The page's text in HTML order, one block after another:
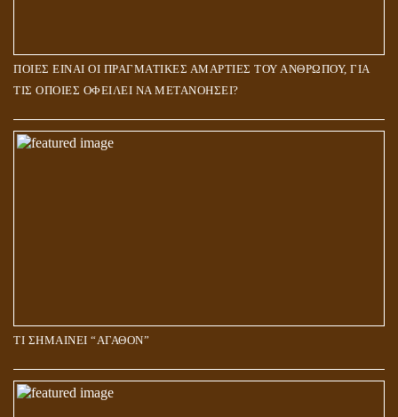
ΠΟΙΕΣ ΕΙΝΑΙ ΟΙ ΠΡΑΓΜΑΤΙΚΕΣ ΑΜΑΡΤΙΕΣ ΤΟΥ ΑΝΘΡΩΠΟΥ, ΓΙΑ
ΤΙΣ ΟΠΟΙΕΣ ΟΦΕΙΛΕΙ ΝΑ ΜΕΤΑΝΟΗΣΕΙ?
ΤΙ ΣΗΜΑΙΝΕΙ “ΑΓΑΘΟΝ”